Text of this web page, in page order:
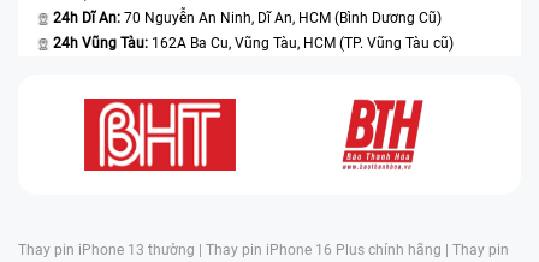
24h Dĩ An: 70 Nguyễn An Ninh, Dĩ An, HCM (Bình Dương Cũ)
24h Vũng Tàu: 162A Ba Cu, Vũng Tàu, HCM (TP. Vũng Tàu cũ)
Thay pin iPhone 13 thường | Thay pin iPhone 16 Plus chính hãng | Thay pin